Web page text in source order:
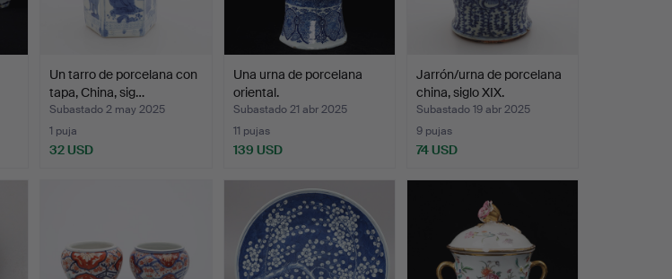
Un tarro de porcelana con
tapa, China, sig…
Subastado 2 may 2025
1 puja
32 USD
Una urna de porcelana
oriental.
Subastado 21 abr 2025
11 pujas
139 USD
Jarrón/urna de porcelana
china, siglo XIX.
Subastado 19 abr 2025
9 pujas
74 USD